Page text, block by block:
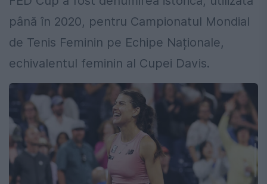
până în 2020, pentru Campionatul Mondial
de Tenis Feminin pe Echipe Naționale,
echivalentul feminin al Cupei Davis.